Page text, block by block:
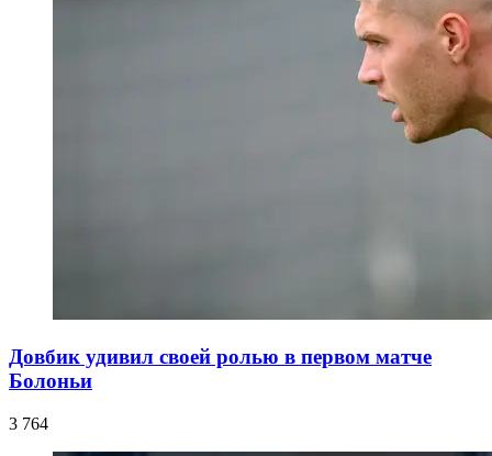
Довбик удивил своей ролью в первом матче
Болоньи
3 764